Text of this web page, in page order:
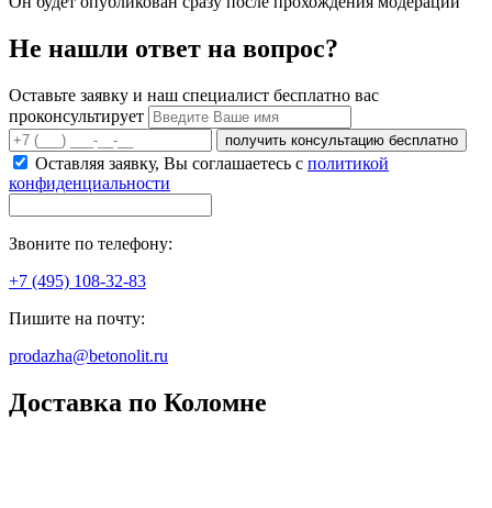
Не нашли ответ на вопрос?
Оставьте заявку и наш специалист бесплатно вас
проконсультирует
получить консультацию бесплатно
Оставляя заявку, Вы соглашаетесь с политикой
конфиденциальности
Звоните по телефону:
+7 (495) 108-32-83
Пишите на почту:
prodazha@betonolit.ru
Доставка по Коломне